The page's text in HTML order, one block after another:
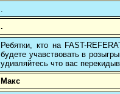
.
Ребятки, кто на FAST-
будете учавствовать в
удивляйтесь что вас
Макс